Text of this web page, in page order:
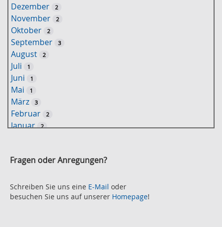
w
o
r
u
c
Dezember 2
November 2
Oktober 2
September 3
August 2
Juli 1
Juni 1
Mai 1
März 3
Februar 2
Januar 2
Oktober 2
August 2
Juli 2
Fragen oder Anregungen?
Schreiben Sie uns eine E-Mail oder
besuchen Sie uns auf unserer Homepage!